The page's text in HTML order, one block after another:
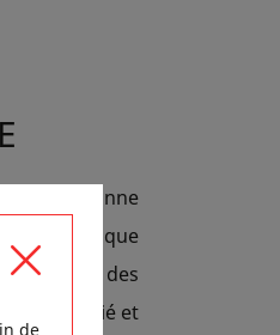
une bonne
thématique
des
sera étudié et
de